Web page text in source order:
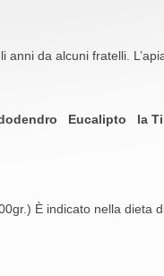
da alcuni fratelli.
Eucalipto la
È indicato nella dieta